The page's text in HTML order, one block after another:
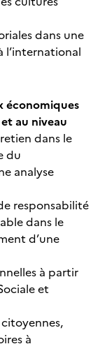
dans une
l’international
économiques
au niveau
dans le
du
analyse
responsabilité
dans le
d’une
à partir
et
à